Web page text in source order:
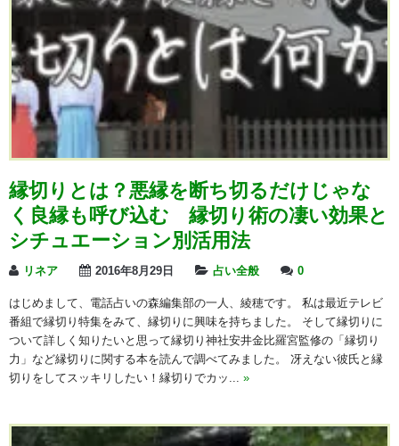
縁切りとは？悪縁を断ち切るだけじゃな
く良縁も呼び込む 縁切り術の凄い効果と
シチュエーション別活用法
リネア 2016年8月29日 占い全般 0
はじめまして、電話占いの森編集部の一人、綾穂です。 私は最近テレビ
番組で縁切り特集をみて、縁切りに興味を持ちました。 そして縁切りに
ついて詳しく知りたいと思って縁切り神社安井金比羅宮監修の「縁切り
力」など縁切りに関する本を読んで調べてみました。 冴えない彼氏と縁
切りをしてスッキリしたい！縁切りでカッ... »